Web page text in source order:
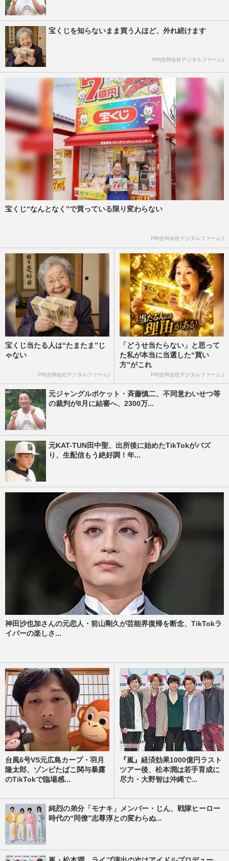
宝くじを知らないまま買う人ほど、外れ続けます
PR(合同会社デジタルファーム)
宝くじ“なんとなく”で買っている限り変わらない
PR(合同会社デジタルファーム )
宝くじ当たる人は“たまたま”じ
ゃない
PR(合同会社デジタルファーム)
「どうせ当たらない」と思って
た私が本当に当選した“買い
方”がこれ
PR(合同会社デジタルファーム )
元ジャングルポケット・斉藤慎二、不同意わいせつ等
の裁判が8月に結審へ、2300万...
元KAT-TUN田中聖、出所後に始めたTikTokがバズ
り、生配信もう絶好調！年...
神田沙也加さんの元恋人・前山剛久が芸能界復帰を断念、TikTokラ
イバーの楽しさ...
台風6号VS元広島カープ・羽月
隆太郎、ゾンビたばこ関与暴露
のTikTokで臨場感...
『嵐』経済効果1000億円ラスト
ツアー後、松本潤は若手育成に
尽力・大野智は沖縄で...
純烈の弟分「モナキ」メンバー・じん、戦隊ヒーロー
時代の“同僚”志尊淳との変わらぬ...